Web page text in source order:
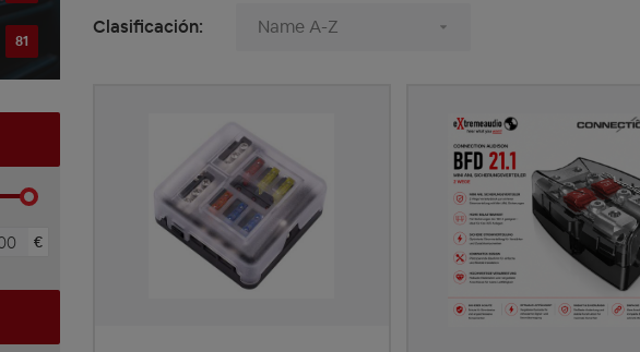
81
€
Clasificación: